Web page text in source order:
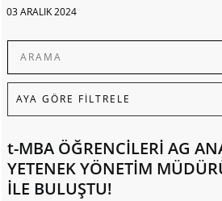
03 ARALIK 2024
t-MBA ÖĞRENCİLERİ AG
YETENEK YÖNETİM
İLE BULUŞTU!